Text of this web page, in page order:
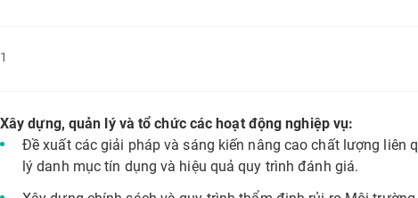
1
Xây dựng, quản lý và tổ chức các hoạt động nghiệp vụ:
Đề xuất các giải pháp và sáng kiến nâng cao chất lượng liên
lý danh mục tín dụng và hiệu quả quy trình đánh giá.